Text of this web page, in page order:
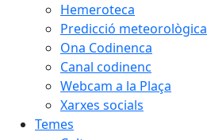
Hemeroteca
Predicció meteorològica
Ona Codinenca
Canal codinenc
Webcam a la Plaça
Xarxes socials
Temes